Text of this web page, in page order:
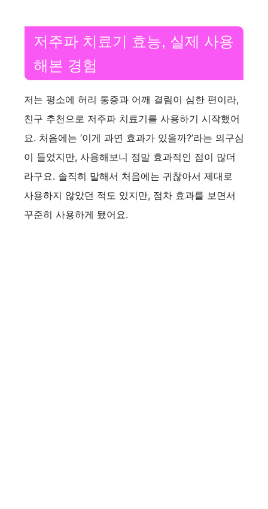
저주파 치료기 효능, 실제 사용
해본 경험
저는 평소에 허리 통증과 어깨 결림이 심한 편이라,
친구 추천으로 저주파 치료기를 사용하기 시작했어
요. 처음에는 ‘이게 과연 효과가 있을까?’라는 의구심
이 들었지만, 사용해보니 정말 효과적인 점이 많더
라구요. 솔직히 말해서 처음에는 귀찮아서 제대로
사용하지 않았던 적도 있지만, 점차 효과를 보면서
꾸준히 사용하게 됐어요.